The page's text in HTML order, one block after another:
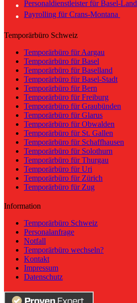
Personaldienstleister für Basel-Land
Payrolling für Crans-Montana
Temporärbüro Schweiz
Temporärbüro für Aargau
Temporärbüro für Basel
Temporärbüro für Baselland
Temporärbüro für Basel-Stadt
Temporärbüro für Bern
Temporärbüro für Freiburg
Temporärbüro für Graubünden
Temporärbüro für Glarus
Temporärbüro für Obwalden
Temporärbüro für St. Gallen
Temporärbüro für Schaffhausen
Temporärbüro für Solothurn
Temporärbüro für Thurgau
Temporärbüro für Uri
Temporärbüro für Zürich
Temporärbüro für Zug
Information
Temporärbüro Schweiz
Personalanfrage
Notfall
Temporärbüro wechseln?
Kontakt
Impressum
Datenschutz